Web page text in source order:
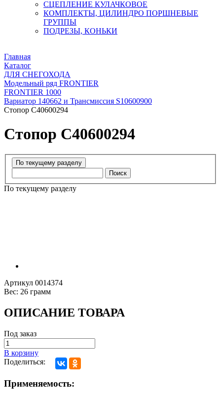
СЦЕПЛЕНИЕ КУЛАЧКОВОЕ
КОМПЛЕКТЫ, ЦИЛИНДРО ПОРШНЕВЫЕ
ГРУППЫ
ПОДРЕЗЫ, КОНЬКИ
Главная
Каталог
ДЛЯ СНЕГОХОДА
Модельный ряд FRONTIER
FRONTIER 1000
Вариатор 140662 и Трансмиссия S10600900
Стопор C40600294
Стопор C40600294
Поиск
По текущему разделу
Артикул 0014374
Вес: 26 грамм
ОПИСАНИЕ ТОВАРА
Под заказ
В корзину
Поделиться:
Применяемость: